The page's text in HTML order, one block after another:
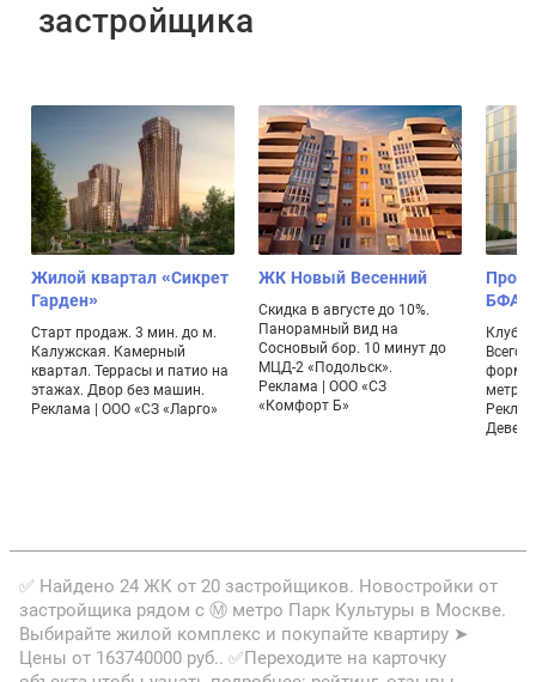
застройщика
Жилой квартал «Сикрет
Гарден»
Старт продаж. 3 мин. до м.
Калужская. Камерный
квартал. Террасы и патио на
этажах. Двор без машин.
Реклама | ООО «СЗ «Ларго»
ЖК Новый Весенний
Скидка в августе до 10%.
Панорамный вид на
Сосновый бор. 10 минут до
МЦД-2 «Подольск».
Реклама | ООО «СЗ
«Комфорт Б»
БФА-
Всего
✅ Найдено 24 ЖК от 20 застройщиков. Новостройки от
застройщика рядом с Ⓜ метро Парк Культуры в Москве.
Выбирайте жилой комплекс и покупайте квартиру ➤
Цены от 163740000 руб.. ✅Переходите на карточку